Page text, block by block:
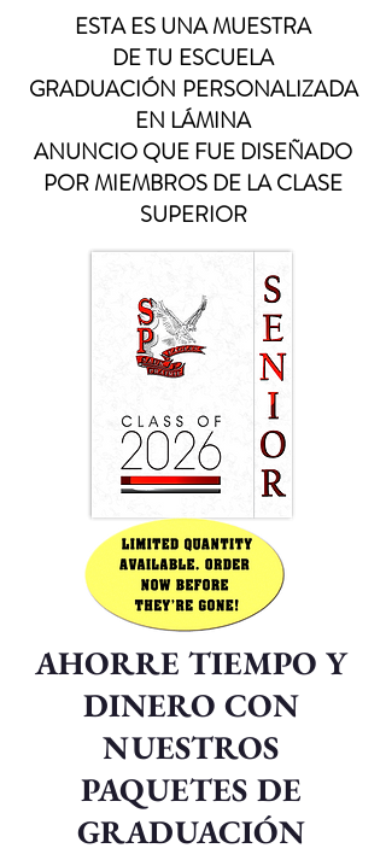
ESTA ES UNA MUESTRA
DE TU ESCUELA
GRADUACIÓN PERSONALIZADA
EN LÁMINA
ANUNCIO QUE FUE DISEÑADO
POR MIEMBROS DE LA CLASE
SUPERIOR
AHORRE TIEMPO Y
DINERO CON
NUESTROS
PAQUETES DE
GRADUACIÓN